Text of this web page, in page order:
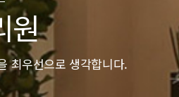
원
최우선으로 생각합니다.